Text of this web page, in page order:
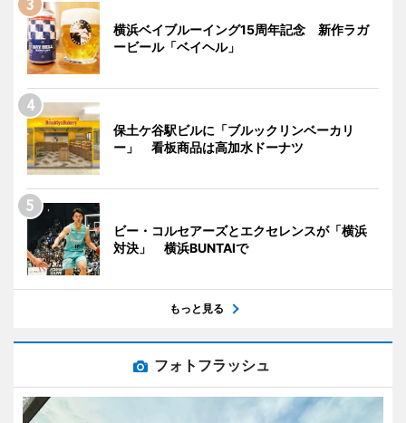
横浜ベイブルーイング15周年記念 新作ラガ
ービール「ベイヘル」
保土ケ谷駅ビルに「ブルックリンベーカリ
ー」 看板商品は高加水ドーナツ
ビー・コルセアーズとエクセレンスが「横浜
対決」 横浜BUNTAIで
もっと見る
フォトフラッシュ